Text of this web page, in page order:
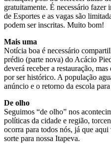
gratuitamente. É necessário fazer
de Esportes e as vagas são
podem ser inscritas. Muito bom!
Mais uma
Notícia boa é necessário
prédio (parte nova) do Acácio
deverá receber a restauração,
por ser histórico. A população
anúncio e o retorno da escola
De olho
Seguimos “de olho” nos
políticas da cidade e região,
ocorra para todos nós, já que
sorte para nossa Itapeva.